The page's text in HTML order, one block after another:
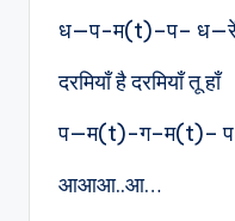
ध—प-म(t)–प–
दरमियाँ है दरमियाँ तू हाँ
प—म(t)-ग–म(t)–
आआआ..आ…